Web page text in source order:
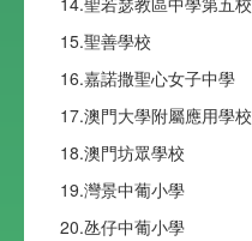
15.聖善學校
16.嘉諾撒聖心女子中學
17.澳門大學附屬應用學校
18.澳門坊眾學校
19.灣景中葡小學
20.氹仔中葡小學